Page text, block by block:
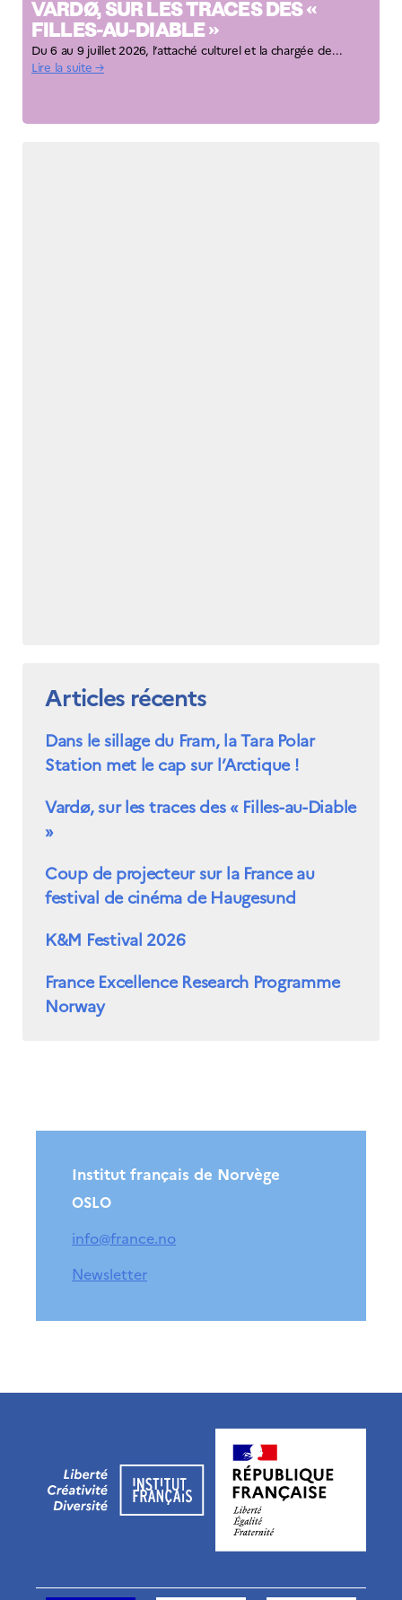
VARDØ, SUR LES TRACES DES «
FILLES-AU-DIABLE »
Du 6 au 9 juillet 2026, l’attaché culturel et la chargée de...
Lire la suite →
Articles récents
Dans le sillage du Fram, la Tara Polar
Station met le cap sur l’Arctique !
Vardø, sur les traces des « Filles-au-Diable
»
Coup de projecteur sur la France au
festival de cinéma de Haugesund
K&M Festival 2026
France Excellence Research Programme
Norway
Institut français de Norvège
OSLO
info@france.no
Newsletter